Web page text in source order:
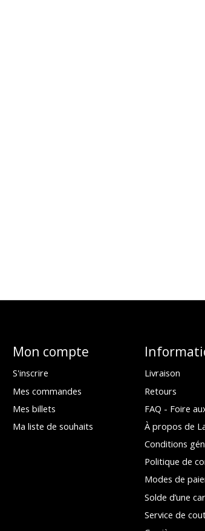
Mon compte
S'inscrire
Mes commandes
Mes billets
Ma liste de souhaits
Livraison
Retours
FAQ - Foire
À propos de
Conditions
Politique de
Modes de
Solde d’une
Service de